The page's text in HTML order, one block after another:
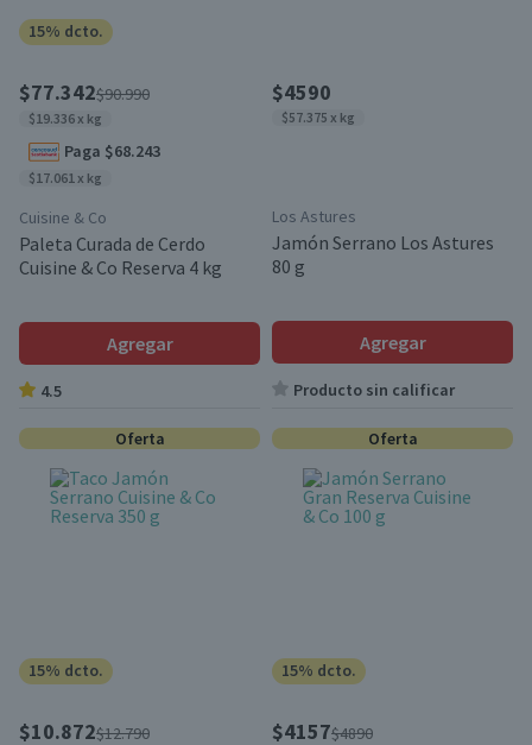
15% dcto.
$77.342$90.990
$19.336 x kg
Paga $68.243
$17.061 x kg
Cuisine & Co
Paleta Curada de Cerdo
Cuisine & Co Reserva 4 kg
Agregar
4.5
$4590
$57.375 x kg
Los Astures
Jamón Serrano Los Astures
80 g
Agregar
Producto sin calificar
Oferta
15% dcto.
$10.872$12.790
Oferta
15% dcto.
$4157$4890